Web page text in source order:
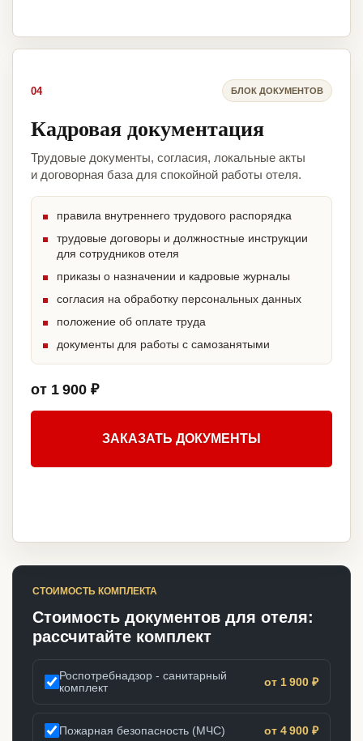
04 БЛОК ДОКУМЕНТОВ
Кадровая документация
Трудовые документы, согласия, локальные акты
и договорная база для спокойной работы отеля.
правила внутреннего трудового распорядка
трудовые договоры и должностные инструкции
для сотрудников отеля
приказы о назначении и кадровые журналы
согласия на обработку персональных данных
положение об оплате труда
документы для работы с самозанятыми
от 1 900 ₽
ЗАКАЗАТЬ ДОКУМЕНТЫ
СТОИМОСТЬ КОМПЛЕКТА
Стоимость документов для отеля:
рассчитайте комплект
Роспотребнадзор - санитарный
комплект
от 1 900 ₽
Пожарная безопасность (МЧС) от 4 900 ₽